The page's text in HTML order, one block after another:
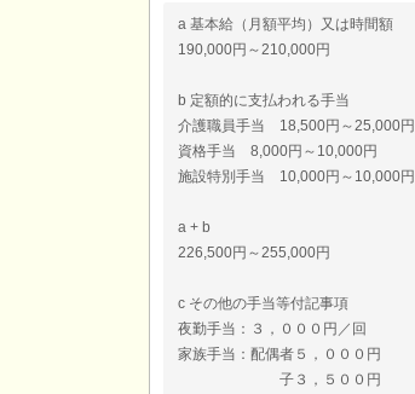
a 基本給（月額平均）又は時間額
190,000円～210,000円
b 定額的に支払われる手当
介護職員手当 18,500円～25,000円
資格手当 8,000円～10,000円
施設特別手当 10,000円～10,000円
a + b
226,500円～255,000円
c その他の手当等付記事項
夜勤手当：３，０００円／回
家族手当：配偶者５，０００円
子３，５００円